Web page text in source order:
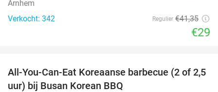
Arnhem
Verkocht: 342
Regulier €41,35
€29
30%
All-You-Can-Eat Koreaanse barbecue (2 of 2,5
uur) bij Busan Korean BBQ